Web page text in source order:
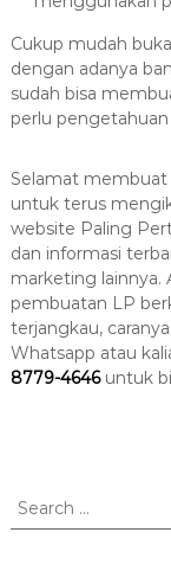
Cukup mudah
dengan adanya
sudah bisa
perlu
Selamat membuat
untuk terus
website Paling
dan informasi
marketing lainnya.
pembuatan LP
terjangkau,
Whatsapp atau
8779-4646untuk
S